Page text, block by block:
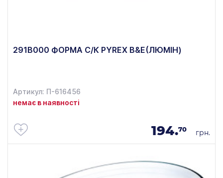
291В000 ФОРМА С/К PYREX B&E(ЛЮМІН)
Артикул: П-616456
немає в наявності
194.70 грн.